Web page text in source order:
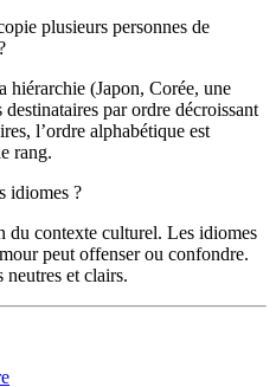
plusieurs personnes de
hiérarchie (Japon, Corée, une
par ordre décroissant
l’ordre alphabétique est
rang.
idiomes ?
du contexte culturel. Les idiomes
peut offenser ou confondre.
neutres et clairs.